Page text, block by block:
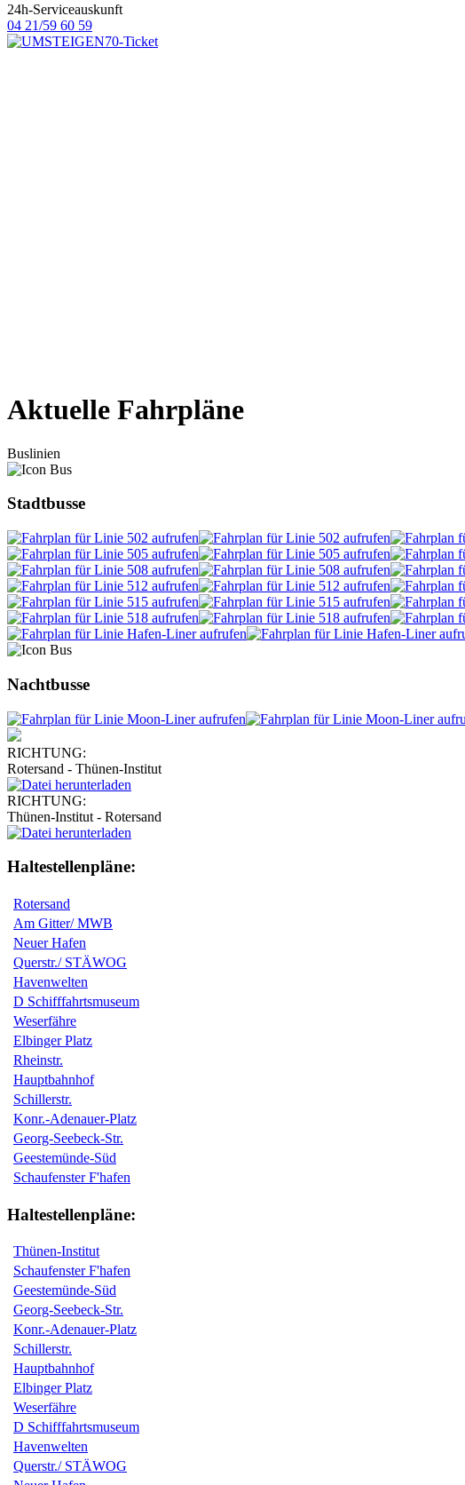
24h-Serviceauskunft
04 21/59 60 59
Aktuelle Fahrpläne
Buslinien
Stadtbusse
Nachtbusse
RICHTUNG:
Rotersand - Thünen-Institut
RICHTUNG:
Thünen-Institut - Rotersand
Haltestellenpläne:
Rotersand
Am Gitter/ MWB
Neuer Hafen
Querstr./ STÄWOG
Havenwelten
D Schifffahrtsmuseum
Weserfähre
Elbinger Platz
Rheinstr.
Hauptbahnhof
Schillerstr.
Konr.-Adenauer-Platz
Georg-Seebeck-Str.
Geestemünde-Süd
Schaufenster F'hafen
Haltestellenpläne:
Thünen-Institut
Schaufenster F'hafen
Geestemünde-Süd
Georg-Seebeck-Str.
Konr.-Adenauer-Platz
Schillerstr.
Hauptbahnhof
Elbinger Platz
Weserfähre
D Schifffahrtsmuseum
Havenwelten
Querstr./ STÄWOG